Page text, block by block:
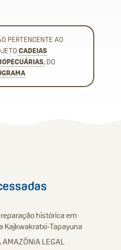
PERTENCENTE AO
CADEIAS
, DO
histórica em
Kajkwakratxi-Tapayuna
AMAZÔNIA LEGAL